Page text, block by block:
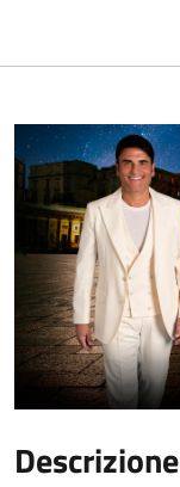
Descrizione